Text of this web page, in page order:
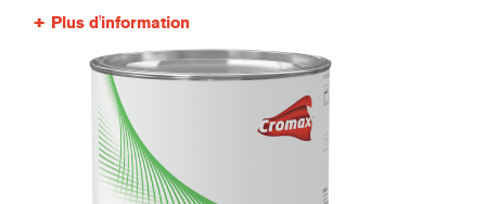
Plus d'information